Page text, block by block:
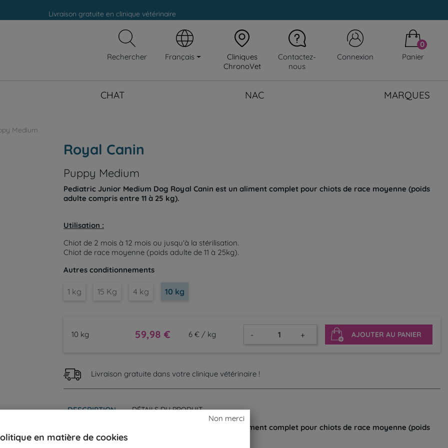
Livraison gratuite en clinique vétérinaire
Paiement 100% sécurisé
Rechercher Français
Cliniques
ChronoVet
Contactez-
nous
Connexion
0
Panier
CHAT NAC MARQUES
Medium
Royal Canin
Puppy Medium
Pediatric Junior Medium Dog Royal Canin est un aliment complet pour chiots de race moyenne (poids
adulte compris entre 11 à 25 kg).
Utilisation :
Chiot de 2 mois à 12 mois ou jusqu’à la stérilisation.
Chiot de race moyenne (poids adulte de 11 à 25kg).
Autres conditionnements
1 kg 15 Kg 4 kg 10 kg
10 kg 59,98 € 6 € / kg - + AJOUTER AU PANIER
Livraison gratuite dans votre clinique vétérinaire !
DESCRIPTION DÉTAILS DU PRODUIT
Dog Royal Canin est un aliment complet pour chiots de race moyenne (poids
adulte compris entre 11 à 25 kg).
Non merci
en matière de cookies